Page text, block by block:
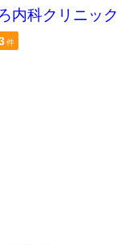
内科クリニック
件